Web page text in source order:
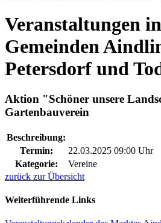
Veranstaltungen
Gemeinden
Petersdorf und
Aktion "Schöner unsere
Gartenbauverein
Beschreibung:
Termin:
22.03.2025 09:00 Uhr
Kategorie:
Vereine
zurück zur Übersicht
Weiterführende Links